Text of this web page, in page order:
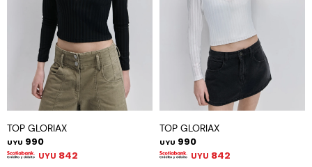
TOP GLORIAX
UYU 990
UYU 842
TOP GLORIAX
UYU 990
UYU 842